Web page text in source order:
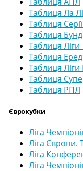
Таблиця АПЛ
Таблиця Ла
Таблиця
Таблиця
Таблиця Ліги
Таблиця
Таблиця
Таблиця
Таблиця РПЛ
Єврокубки
Ліга
Ліга Європи.
Ліга
Ліга